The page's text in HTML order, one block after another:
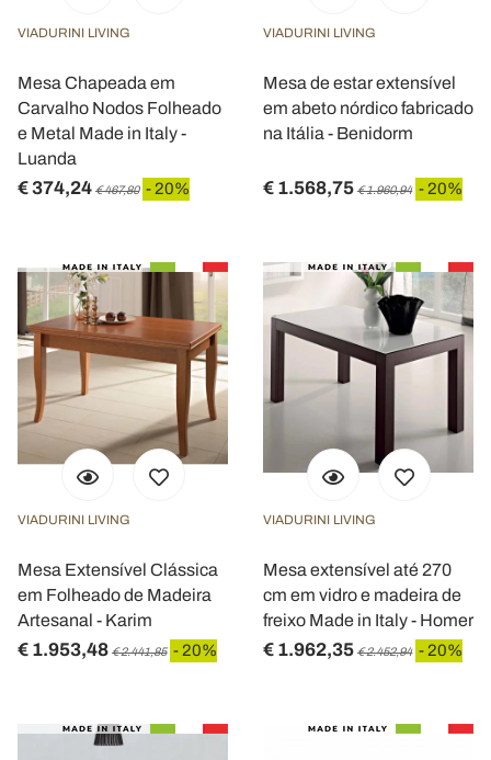
VIADURINI LIVING
Mesa Chapeada em
Carvalho Nodos Folheado
e Metal Made in Italy -
Luanda
€ 374,24 € 467,80 - 20%
VIADURINI LIVING
Mesa de estar extensível
em abeto nórdico fabricado
na Itália - Benidorm
€ 1.568,75 € 1.960,94 - 20%
VIADURINI LIVING
Mesa Extensível Clássica
em Folheado de Madeira
Artesanal - Karim
€ 1.953,48 € 2.441,85 - 20%
VIADURINI LIVING
Mesa extensível até 270
cm em vidro e madeira de
freixo Made in Italy - Homer
€ 1.962,35 € 2.452,94 - 20%